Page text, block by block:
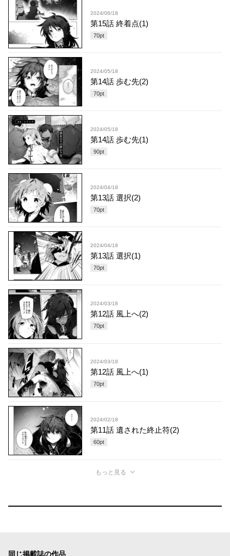
2024/06/18
第15話 終着点(1)
70pt
2024/05/18
第14話 歩む先(2)
70pt
2024/05/18
第14話 歩む先(1)
90pt
2024/04/18
第13話 選択(2)
70pt
2024/04/18
第13話 選択(1)
70pt
2024/03/18
第12話 風上へ(2)
70pt
2024/03/18
第12話 風上へ(1)
70pt
2024/02/18
第11話 遺された終止符(2)
60pt
もっと見る
同じ掲載誌の作品